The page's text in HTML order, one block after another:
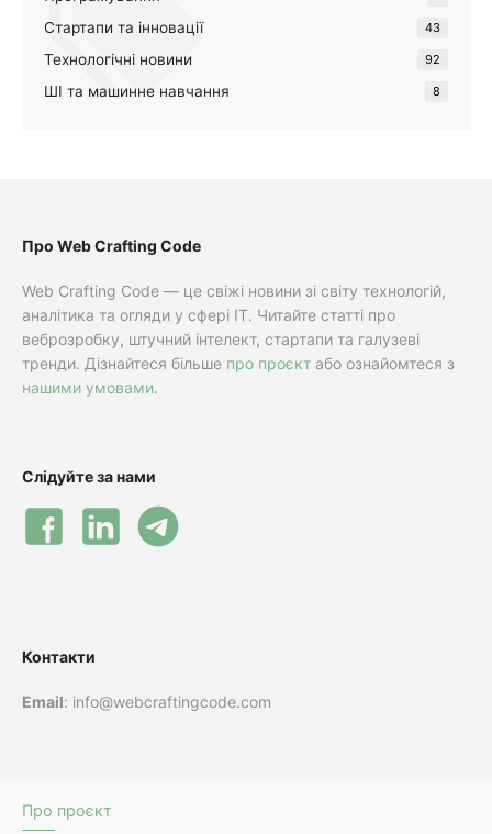
Стартапи та інновації 43
Технологічні новини 92
ШІ та машинне навчання 8
Про Web Crafting Code
Web Crafting Code — це свіжі новини зі світу технологій,
аналітика та огляди у сфері IT. Читайте статті про
веброзробку, штучний інтелект, стартапи та галузеві
тренди. Дізнайтеся більше про проєкт або ознайомтеся з
нашими умовами.
Слідуйте за нами
Контакти
Email: info@webcraftingcode.com
Про проєкт